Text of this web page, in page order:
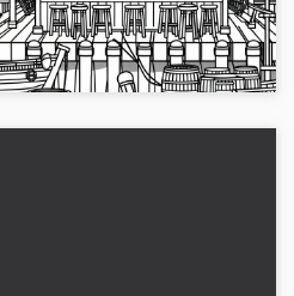
ücretsiz boyama sayfasını şimdi
indir....